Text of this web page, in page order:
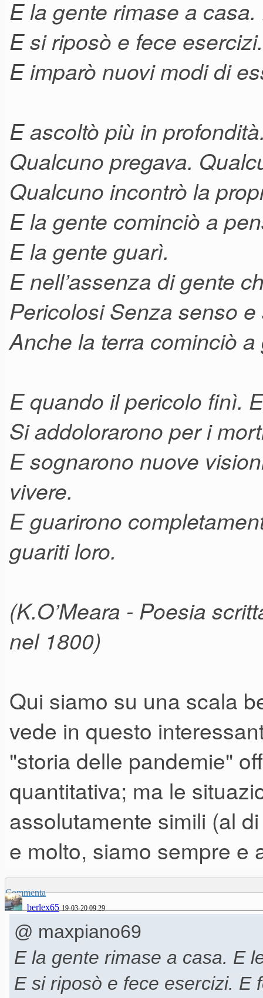
E la gente rimase a
E si riposò e fece
E imparò nuovi modi di
E ascoltò più in
Qualcuno pregava.
Qualcuno incontrò la
E la gente cominciò a
E la gente guarì.
E nell’assenza di gente
Pericolosi Senza senso
Anche la terra cominciò a
E quando il pericolo finì.
Si addolorarono per i
E sognarono nuove
vivere.
E guarirono
guariti loro.
(K.O’Meara - Poesia
nel 1800)
Qui siamo su una scala
vede in questo
"storia delle pandemie"
quantitativa; ma le
assolutamente simili (al
e molto, siamo sempre e
Commenta
berlex65 19-03-20 09.29
@ maxpiano69
E la gente rimase a casa. E
E si riposò e fece esercizi. E